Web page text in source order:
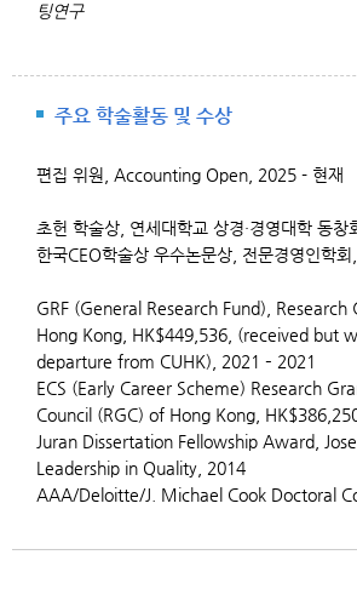
팅연구
주요 학술활동 및 수상
편집 위원, Accounting Open, 2025 - 현재
초헌 학술상, 연세대학교 상경·경영대학 동
한국CEO학술상 우수논문상, 전문경영인학
GRF (General Research Fund), Research
Hong Kong, HK$449,536, (received but
departure from CUHK), 2021 – 2021
ECS (Early Career Scheme) Research
Council (RGC) of Hong Kong,
Juran Dissertation Fellowship Award,
Leadership in Quality, 2014
AAA/Deloitte/J. Michael Cook Doctoral